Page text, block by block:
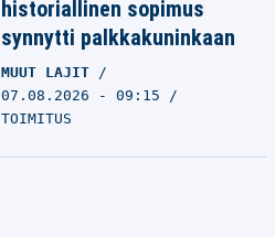
historiallinen sopimus
synnytti palkkakuninkaan
MUUT LAJIT
07.08.2026 - 09:15
TOIMITUS